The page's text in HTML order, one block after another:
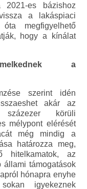
2021-es bázishoz
a lakáspiaci
megfigyelhető
hogy a kínálat
a
szerint idén
akár az
körüli
mélypont elérését
még mindig a
határozza meg,
hitelkamatok, az
állami támogatások
hónapra enyhe
igyekeznek